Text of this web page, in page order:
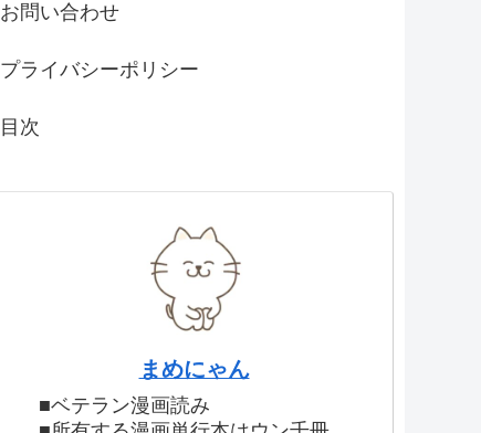
お問い合わせ
プライバシーポリシー
目次
まめにゃん
■ベテラン漫画読み